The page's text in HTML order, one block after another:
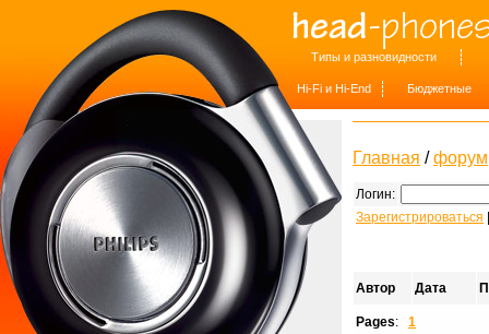
Типы и разновидности
Hi-Fi и Hi-End Бюджетные
Главная /форум
Логин:
Зарегистрироваться
Автор Дата
Pages: 1